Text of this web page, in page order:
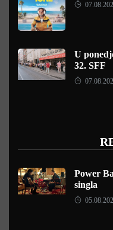
U
32. SFF
Power
singla